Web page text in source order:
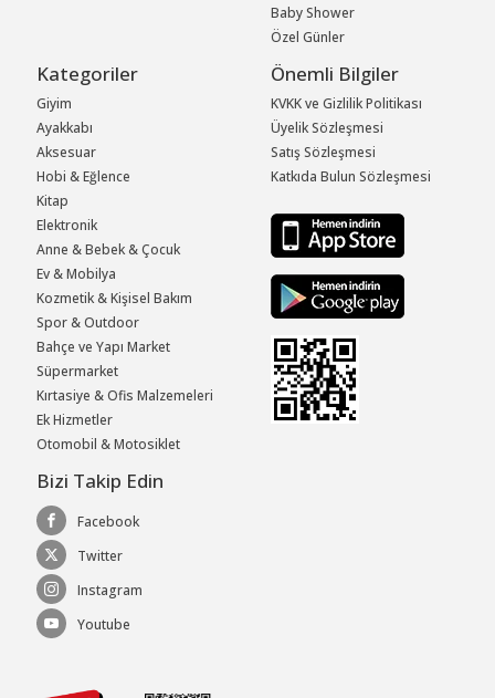
Baby Shower
Özel Günler
Kategoriler
Giyim
Ayakkabı
Aksesuar
Hobi & Eğlence
Kitap
Elektronik
Anne & Bebek & Çocuk
Ev & Mobilya
Kozmetik & Kişisel Bakım
Spor & Outdoor
Bahçe ve Yapı Market
Süpermarket
Kırtasiye & Ofis Malzemeleri
Ek Hizmetler
Otomobil & Motosiklet
Önemli Bilgiler
KVKK ve Gizlilik Politikası
Üyelik Sözleşmesi
Satış Sözleşmesi
Katkıda Bulun Sözleşmesi
Bizi Takip Edin
Facebook
Twitter
Instagram
Youtube